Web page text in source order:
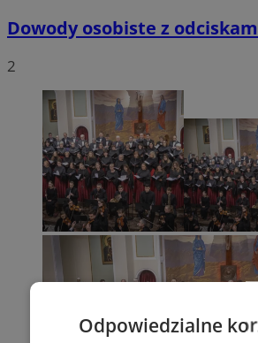
Dowody osobiste z
2
Odpowiedzialne